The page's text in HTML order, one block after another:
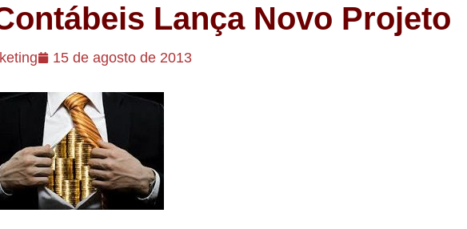
Lança Novo Projeto
15 de agosto de 2013